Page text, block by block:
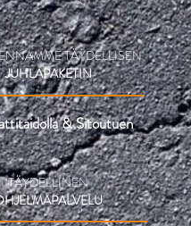
TÄYDELLISEN
JUHLAPAKETIN
& Sitoutuen
TÄYDELLINEN